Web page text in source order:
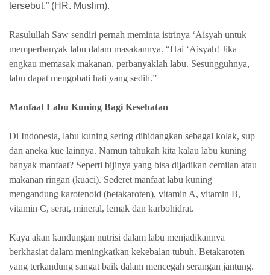
tersebut.” (HR. Muslim).
Rasulullah Saw sendiri pernah meminta istrinya ‘Aisyah untuk
memperbanyak labu dalam masakannya. “Hai ‘Aisyah! Jika
engkau memasak makanan, perbanyaklah labu. Sesungguhnya,
labu dapat mengobati hati yang sedih.”
Manfaat Labu Kuning Bagi Kesehatan
Di Indonesia, labu kuning sering dihidangkan sebagai kolak, sup
dan aneka kue lainnya. Namun tahukah kita kalau labu kuning
banyak manfaat? Seperti bijinya yang bisa dijadikan cemilan atau
makanan ringan (kuaci). Sederet manfaat labu kuning
mengandung karotenoid (betakaroten), vitamin A, vitamin B,
vitamin C, serat, mineral, lemak dan karbohidrat.
Kaya akan kandungan nutrisi dalam labu menjadikannya
berkhasiat dalam meningkatkan kekebalan tubuh. Betakaroten
yang terkandung sangat baik dalam mencegah serangan jantung.